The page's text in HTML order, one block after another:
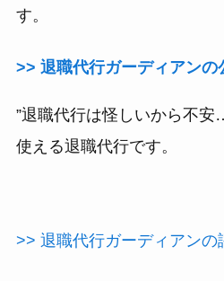
す。
>> 退職代行ガーディアンの
”退職代行は怪しいから不
使える退職代行です。
>> 退職代行ガーディアンの